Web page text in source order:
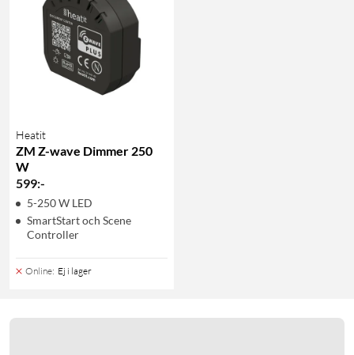
Heatit
ZM Z-wave Dimmer 250
W
599:-
5-250 W LED
SmartStart och Scene
Controller
Online: Ej i lager